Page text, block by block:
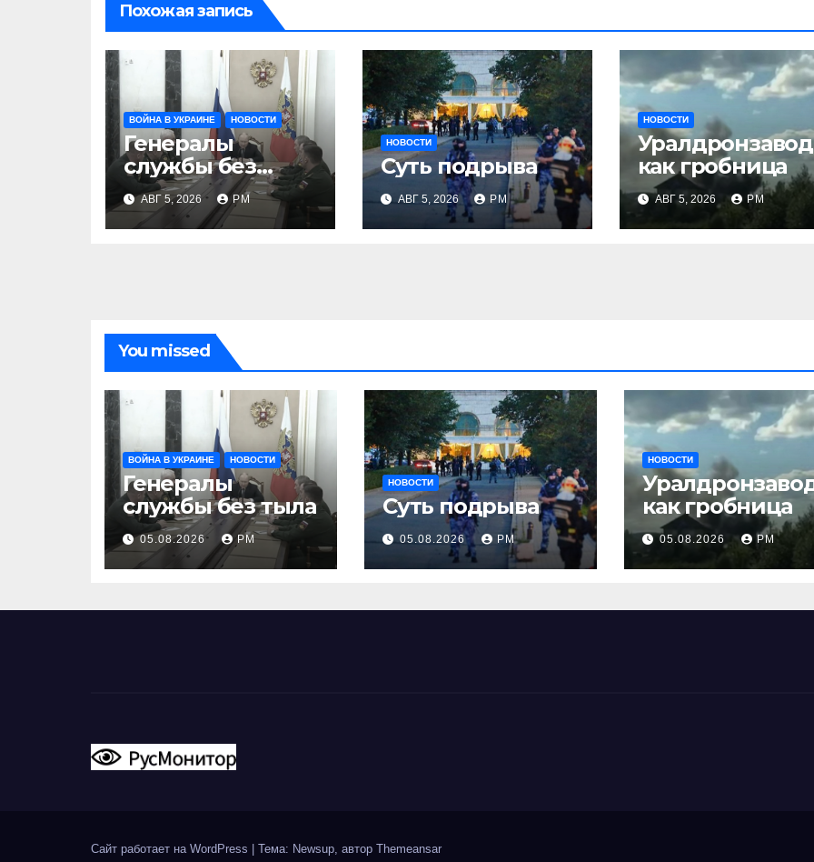
Похожая запись
ВОЙНА В УКРАИНЕ НОВОСТИ
Генералы
службы без
тыла
АВГ 5, 2026 РМ
НОВОСТИ
Суть подрыва
АВГ 5, 2026 РМ
НОВОСТИ
Уралдронзавод
как гробница
АВГ 5, 2026 РМ
You missed
ВОЙНА В УКРАИНЕ НОВОСТИ
Генералы
службы без тыла
05.08.2026 РМ
НОВОСТИ
Суть подрыва
05.08.2026 РМ
НОВОСТИ
как гробница
05.08.2026 РМ
Сайт работает на WordPress Тема: Newsup, автор Themeansar